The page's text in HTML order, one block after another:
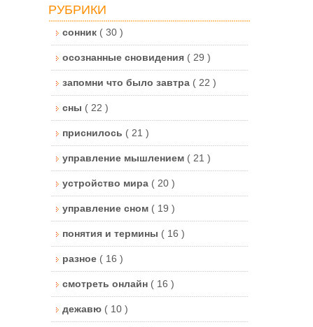
РУБРИКИ
сонник ( 30 )
осознанные сновидения ( 29 )
запомни что было завтра ( 22 )
сны ( 22 )
приснилось ( 21 )
управление мышлением ( 21 )
устройство мира ( 20 )
управление сном ( 19 )
понятия и термины ( 16 )
разное ( 16 )
смотреть онлайн ( 16 )
дежавю ( 10 )